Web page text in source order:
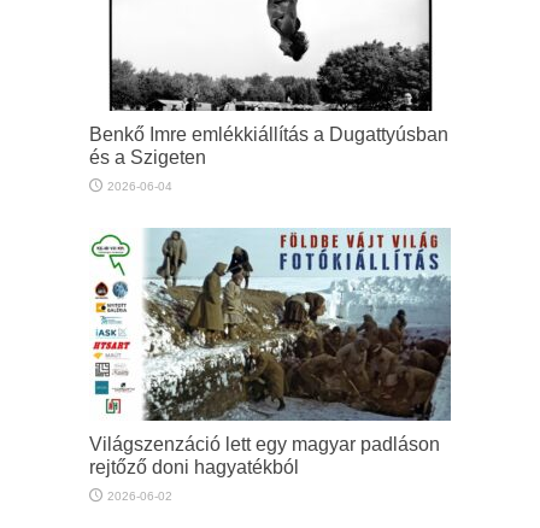
Benkő Imre emlékkiállítás a Dugattyúsban
és a Szigeten
2026-06-04
Világszenzáció lett egy magyar padláson
rejtőző doni hagyatékból
2026-06-02